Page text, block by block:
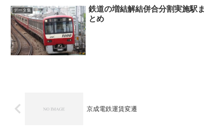
データ集
鉄道の増結解結併合分割実施駅ま
とめ
京成電鉄運賃変遷